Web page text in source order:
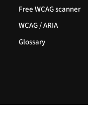
Free WCAG scanner
WCAG / ARIA
Glossary